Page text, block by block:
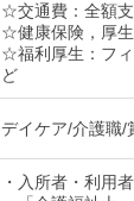
☆交通費：全額支
☆健康保険，厚
☆福利厚生：フ
ど
デイケア/介護職/
・入所者・利用